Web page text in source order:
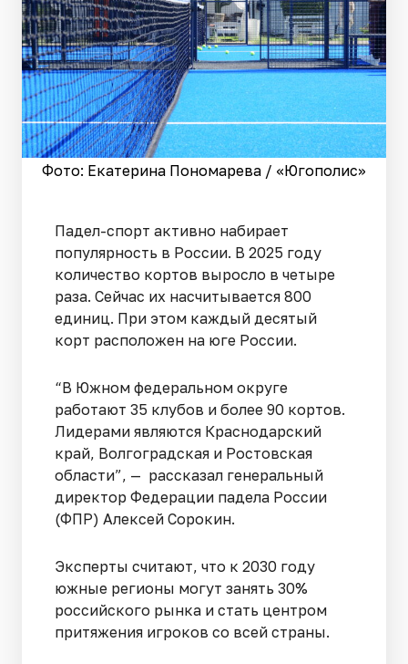
Фото: Екатерина Пономарева / «Югополис»
Падел-спорт активно набирает
популярность в России. В 2025 году
количество кортов выросло в четыре
раза. Сейчас их насчитывается 800
единиц. При этом каждый десятый
корт расположен на юге России.
“В Южном федеральном округе
работают 35 клубов и более 90 кортов.
Лидерами являются Краснодарский
край, Волгоградская и Ростовская
области”, — рассказал генеральный
директор Федерации падела России
(ФПР) Алексей Сорокин.
Эксперты считают, что к 2030 году
южные регионы могут занять 30%
российского рынка и стать центром
притяжения игроков со всей страны.